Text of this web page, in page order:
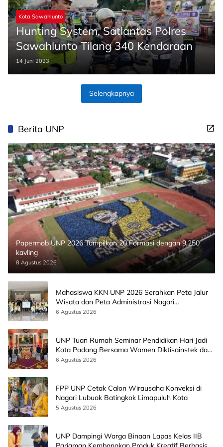
Kota Sawahlunto
Hunting System, Satlantas Polres
Sawahlunto Tilang 340 Kendaraan
14 Juni 2023
Selengkapnya
Berita UNP
Papermob UNP 2026 Tampilkan 20 Formasi dengan 9.250
kavling
8 Agustus 2026
Mahasiswa KKN UNP 2026 Serahkan Peta Jalur
Wisata dan Peta Administrasi Nagari
Paninggahan
6 Agustus 2026
UNP Tuan Rumah Seminar Pendidikan Hari Jadi
Kota Padang Bersama Wamen Diktisainstek dan
CEO EMGS Malaysia
6 Agustus 2026
FPP UNP Cetak Calon Wirausaha Konveksi di
Nagari Lubuak Batingkok Limapuluh Kota
5 Agustus 2026
UNP Dampingi Warga Binaan Lapas Kelas IIB